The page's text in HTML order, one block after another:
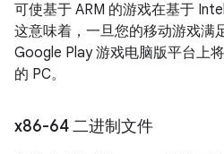
可使基于 ARM 的游戏在基于
这意味着，一旦您的移动游戏满
Google Play 游戏电脑版平台上
的 PC。
x86-64 二进制文件